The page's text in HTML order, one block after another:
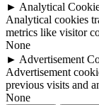
► Analytical
Analytical cookies
metrics like visitor
None
► Advertisement
Advertisement
previous visits and
None